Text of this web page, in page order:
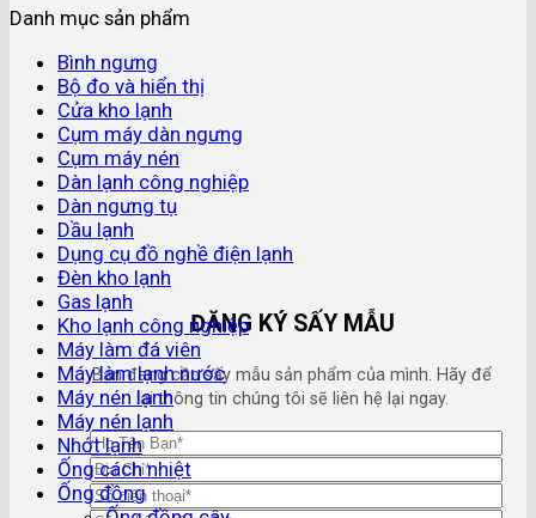
ĐĂNG KÝ SẤY MẪU
Bạn đang cần sấy mẫu sản phẩm của mình. Hãy để
lại thông tin chúng tôi sẽ liên hệ lại ngay.
Danh mục sản phẩm
Bình ngưng
Bộ đo và hiển thị
Cửa kho lạnh
Cụm máy dàn ngưng
Cụm máy nén
Dàn lạnh công nghiệp
Dàn ngưng tụ
Dầu lạnh
Dụng cụ đồ nghề điện lạnh
Đèn kho lạnh
Gas lạnh
Kho lạnh công nghiệp
Máy làm đá viên
Máy làm lạnh nước
Máy nén lạnh
Máy nén lạnh
Nhớt lạnh
Ống cách nhiệt
Ống đồng